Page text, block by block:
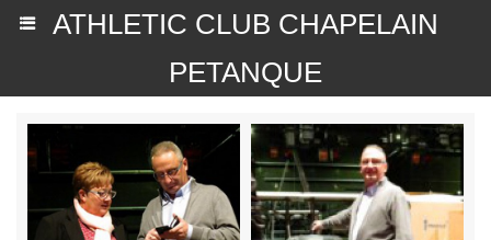
ATHLETIC CLUB CHAPELAIN
PETANQUE